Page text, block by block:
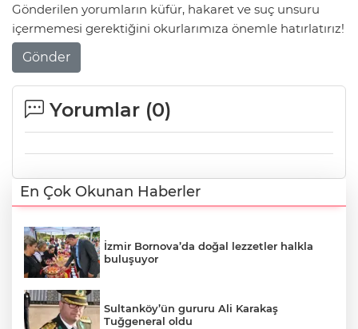
Gönderilen yorumların küfür, hakaret ve suç unsuru
içermemesi gerektiğini okurlarımıza önemle hatırlatırız!
Gönder
Yorumlar (0)
En Çok Okunan Haberler
İzmir Bornova’da doğal lezzetler halkla
buluşuyor
Sultanköy’ün gururu Ali Karakaş
Tuğgeneral oldu